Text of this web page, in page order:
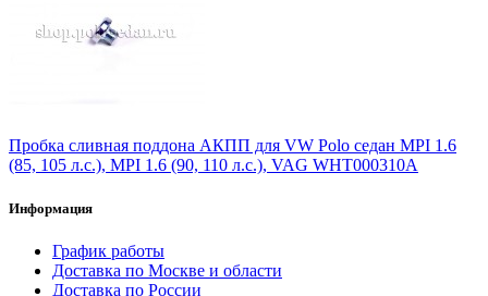
Пробка сливная поддона АКПП для VW Polo седан MPI 1.6
(85, 105 л.с.), MPI 1.6 (90, 110 л.с.), VAG WHT000310A
Информация
График работы
Доставка по Москве и области
Доставка по России